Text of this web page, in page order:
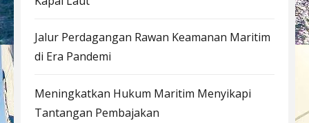
Jalur Perdagangan Rawan Keamanan Maritim
di Era Pandemi
Meningkatkan Hukum Maritim Menyikapi
Tantangan Pembajakan